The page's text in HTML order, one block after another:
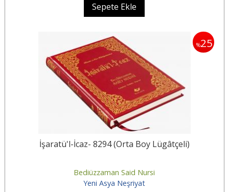
Sepete Ekle
%25
İşaratü'l-İcaz- 8294 (Orta Boy Lügâtçeli)
Bediüzzaman Said Nursi
Yeni Asya Neşriyat